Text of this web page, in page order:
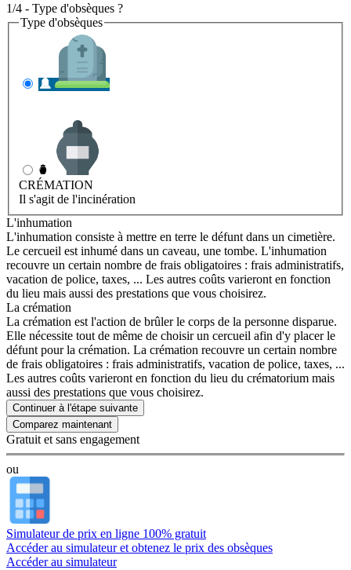
1/4 - Type d'obsèques ?
Type d'obsèques
CRÉMATION
Il s'agit de l'incinération
L'inhumation
L'inhumation consiste à mettre en terre le défunt dans un cimetière.
Le cercueil est inhumé dans un caveau, une tombe. L'inhumation
recouvre un certain nombre de frais obligatoires : frais administratifs,
vacation de police, taxes, ... Les autres coûts varieront en fonction
du lieu mais aussi des prestations que vous choisirez.
La crémation
La crémation est l'action de brûler le corps de la personne disparue.
Elle nécessite tout de même de choisir un cercueil afin d'y placer le
défunt pour la crémation. La crémation recouvre un certain nombre
de frais obligatoires : frais administratifs, vacation de police, taxes, ...
Les autres coûts varieront en fonction du lieu du crématorium mais
aussi des prestations que vous choisirez.
Continuer à l'étape suivante
Gratuit et sans engagement
ou
Simulateur de prix en ligne 100% gratuit
Accéder au simulateur et obtenez le prix des obsèques
Accéder au simulateur